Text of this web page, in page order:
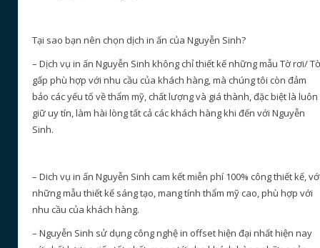
Tại sao bạn nên chọn dịch in ấn của Nguyễn Sinh?
– Dịch vụ in ấn Nguyễn Sinh không chỉ thiết kế những mẫu Tờ rơi/ Tờ
gấp phù hợp với nhu cầu của khách hàng, mà chúng tôi còn đảm
bảo các yếu tố về thẩm mỹ, chất lượng và giá thành, đặc biệt là luôn
giữ uy tín, làm hài lòng tất cả các khách hàng khi đến với Nguyễn
Sinh.
– Dich vụ in ấn Nguyễn Sinh cam kết miễn phí 100% công thiết kế,
những mẫu thiết kế sáng tạo, mang tính thẩm mỹ cao, phù hợp với
nhu cầu của khách hàng.
– Nguyễn Sinh sử dụng công nghệ in offset hiện đại nhất hiện nay